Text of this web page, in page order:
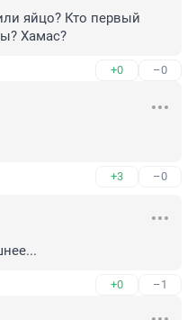
яйцо? Кто первый
Хамас?
+0 –0
+3 –0
+0 –1